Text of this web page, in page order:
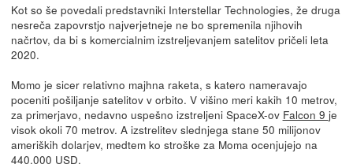
Kot so še povedali predstavniki Interstellar Technologies, že druga
nesreča zapovrstjo najverjetneje ne bo spremenila njihovih
načrtov, da bi s komercialnim izstreljevanjem satelitov pričeli leta
2020.
Momo je sicer relativno majhna raketa, s katero nameravajo
poceniti pošiljanje satelitov v orbito. V višino meri kakih 10 metrov,
za primerjavo, nedavno uspešno izstreljeni SpaceX-ov Falcon 9 je
visok okoli 70 metrov. A izstrelitev slednjega stane 50 milijonov
ameriških dolarjev, medtem ko stroške za Moma ocenjujejo na
440.000 USD.